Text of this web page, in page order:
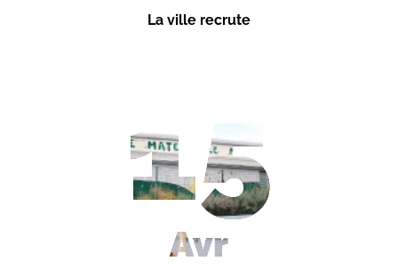
La ville recrute
15
Avr